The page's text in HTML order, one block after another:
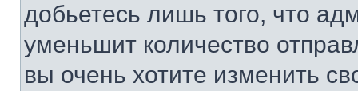
добьетесь лишь того, что
уменьшит количество
вы очень хотите изменить